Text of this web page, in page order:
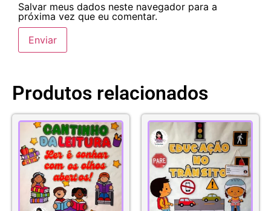
Salvar meus dados neste navegador para a
próxima vez que eu comentar.
Produtos relacionados